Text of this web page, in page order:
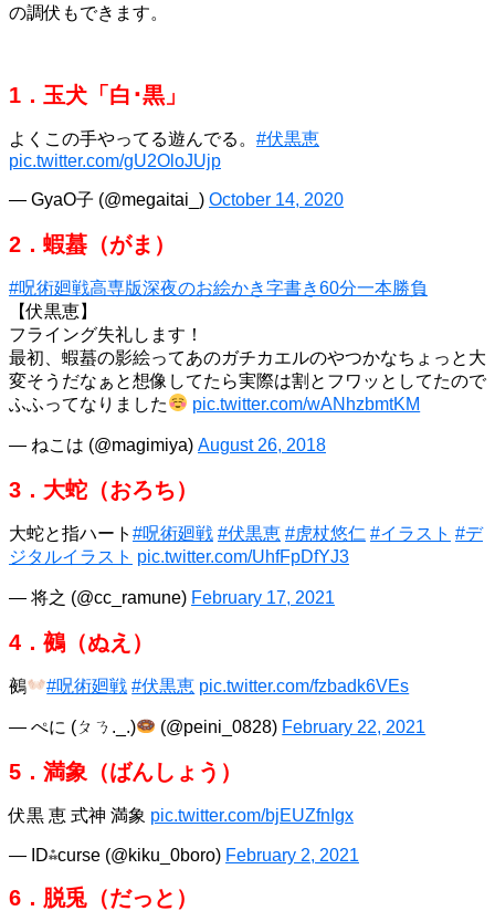
の調伏もできます。
1．玉犬「白･黒」
よくこの手やってる遊んでる。 #伏黒恵
pic.twitter.com/gU2OloJUjp
— GyaO子 (@megaitai_) October 14, 2020
2．蝦蟇（がま）
#呪術廻戦高専版深夜のお絵かき字書き60分一本勝負
【伏黒恵】
フライング失礼します！
最初、蝦蟇の影絵ってあのガチカエルのやつかなちょっと大
変そうだなぁと想像してたら実際は割とフワッとしてたので
ふふってなりました
pic.twitter.com/wANhzbmtKM
— ねこは (@magimiya) August 26, 2018
3．大蛇（おろち）
大蛇と指ハート #呪術廻戦 #伏黒恵 #虎杖悠仁 #イラスト #デ
ジタルイラスト pic.twitter.com/UhfFpDfYJ3
— 将之 (@cc_ramune) February 17, 2021
4．鵺（ぬえ）
鵺 #呪術廻戦 #伏黒恵 pic.twitter.com/fzbadk6VEs
— ぺに (ㄆㄋ._.) (@peini_0828) February 22, 2021
5．満象（ばんしょう）
伏黒 恵 式神 満象 pic.twitter.com/bjEUZfnIgx
— ID⁂curse (@kiku_0boro) February 2, 2021
6．脱兎（だっと）